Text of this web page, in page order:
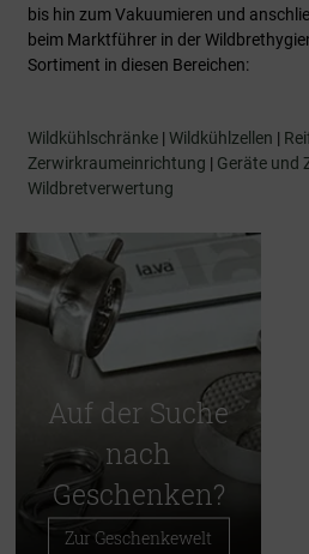
bis hin zum Vakuumieren und
beim Marktführer in der
Sortiment in diesen Bereichen:
Wildkühlschränke | Wildkühlzellen |
Zerwirkraumeinrichtung | Geräte und
Wildbretverwertung
Auf der Suche
nach
Geschenken?
Zur Geschenkewelt